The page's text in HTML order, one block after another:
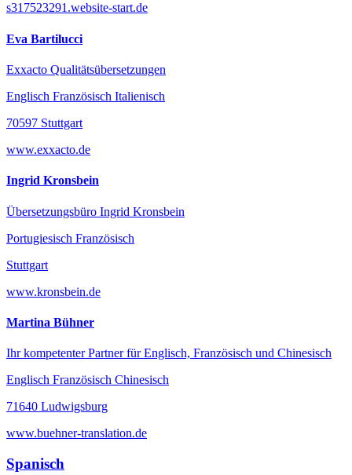
s317523291.website-start.de
Eva Bartilucci
Exxacto Qualitätsübersetzungen
Englisch Französisch Italienisch
70597 Stuttgart
www.exxacto.de
Ingrid Kronsbein
Übersetzungsbüro Ingrid Kronsbein
Portugiesisch Französisch
Stuttgart
www.kronsbein.de
Martina Bühner
Ihr kompetenter Partner für Englisch, Französisch und Chinesisch
Englisch Französisch Chinesisch
71640 Ludwigsburg
www.buehner-translation.de
Spanisch